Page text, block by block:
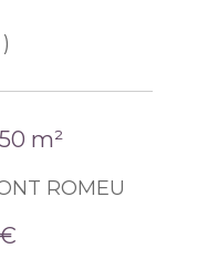
m²
ROMEU